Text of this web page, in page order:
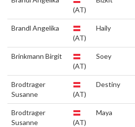
(AT)
Brandl Angelika
(AT)
Haily
Brinkmann Birgit
(AT)
Soey
Brodtrager
Susanne
(AT)
Destiny
Brodtrager
Susanne
(AT)
Maya